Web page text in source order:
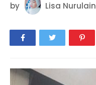
by Lisa Nurulain